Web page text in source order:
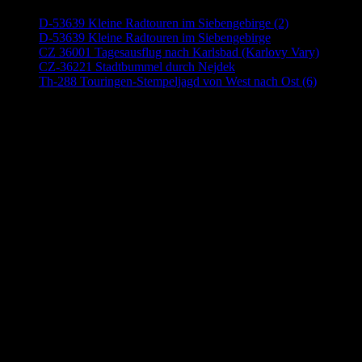
D-53639 Kleine Radtouren im Siebengebirge (2)
D-53639 Kleine Radtouren im Siebengebirge
CZ 36001 Tagesausflug nach Karlsbad (Karlovy Vary)
CZ-36221 Stadtbummel durch Nejdek
Th-288 Touringen-Stempeljagd von West nach Ost (6)